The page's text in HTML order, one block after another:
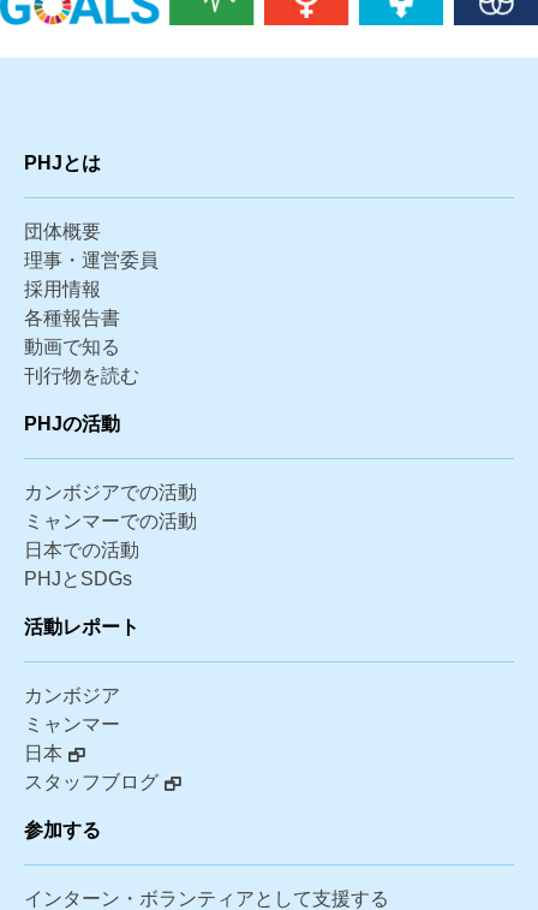
PHJとは
団体概要
理事・運営委員
採用情報
各種報告書
動画で知る
刊行物を読む
PHJの活動
カンボジアでの活動
ミャンマーでの活動
日本での活動
PHJとSDGs
活動レポート
カンボジア
ミャンマー
日本
スタッフブログ
参加する
インターン・ボランティアとして支援する